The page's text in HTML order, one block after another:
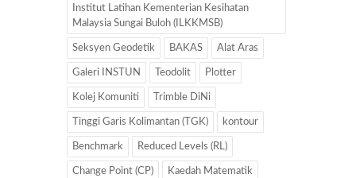
Institut Latihan Kementerian Kesihatan
Malaysia Sungai Buloh (ILKKMSB)
Seksyen Geodetik BAKAS Alat Aras
Galeri INSTUN Teodolit Plotter
Kolej Komuniti Trimble DiNi
Tinggi Garis Kolimantan (TGK) kontour
Benchmark Reduced Levels (RL)
Change Point (CP) Kaedah Matematik